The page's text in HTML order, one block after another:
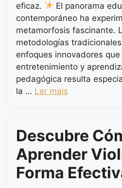
eficaz.
El panorama
contemporáneo ha
metamorfosis fascinante.
metodologías
enfoques innovadores que
entretenimiento y
pedagógica resulta
la … Ler mais
Descubre
Aprender
Forma